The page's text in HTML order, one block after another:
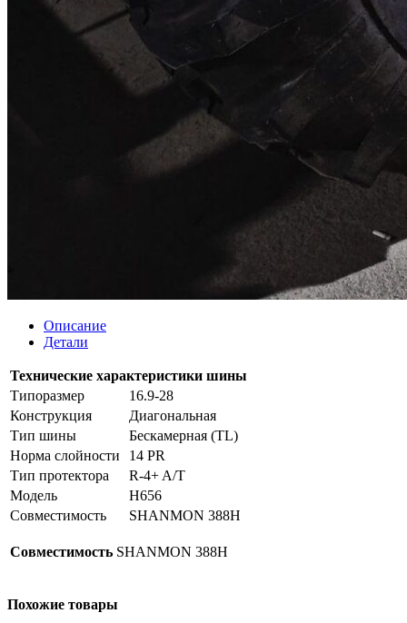
Описание
Детали
Технические характеристики шины
Типоразмер
16.9-28
Конструкция
Диагональная
Тип шины
Бескамерная (TL)
Норма слойности
14 PR
Тип протектора
R-4+ A/T
Модель
H656
Совместимость
SHANMON 388H
Совместимость SHANMON 388H
Похожие товары